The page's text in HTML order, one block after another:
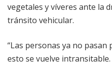
vegetales y víveres ante la
tránsito vehicular.
“Las personas ya no pasan
esto se vuelve